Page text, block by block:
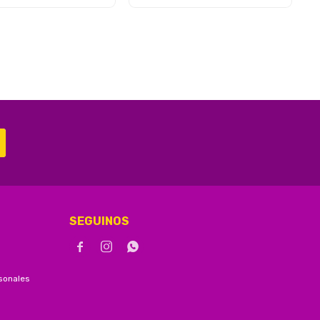
SEGUINOS
  